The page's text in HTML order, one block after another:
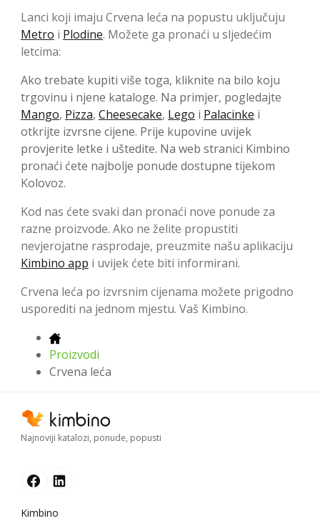
Lanci koji imaju Crvena leća na popustu uključuju
Metro i Plodine. Možete ga pronaći u sljedećim
letcima:
Ako trebate kupiti više toga, kliknite na bilo koju
trgovinu i njene kataloge. Na primjer, pogledajte
Mango, Pizza, Cheesecake, Lego i Palacinke i
otkrijte izvrsne cijene. Prije kupovine uvijek
provjerite letke i uštedite. Na web stranici Kimbino
pronaći ćete najbolje ponude dostupne tijekom
Kolovoz.
Kod nas ćete svaki dan pronaći nove ponude za
razne proizvode. Ako ne želite propustiti
nevjerojatne rasprodaje, preuzmite našu aplikaciju
Kimbino app i uvijek ćete biti informirani.
Crvena leća po izvrsnim cijenama možete prigodno
usporediti na jednom mjestu. Vaš Kimbino.
Proizvodi
Crvena leća
Najnoviji katalozi, ponude, popusti
Kimbino